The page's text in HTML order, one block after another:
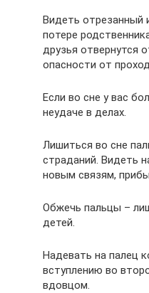
Видеть отрезанный
потере
друзья отвернутся
опасности от
Если во сне у вас
неудаче в делах.
Лишиться во сне
страданий. Видеть
новым связям,
Обжечь пальцы –
детей.
Надевать на палец
вступлению во
вдовцом.